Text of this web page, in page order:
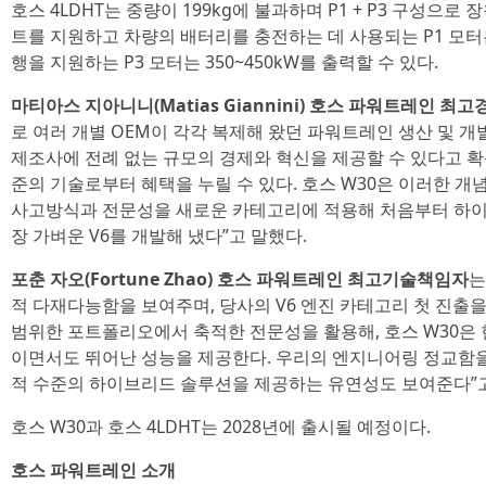
호스 4LDHT는 중량이 199kg에 불과하며 P1 + P3 구성으로
트를 지원하고 차량의 배터리를 충전하는 데 사용되는 P1 모
행을 지원하는 P3 모터는 350~450kW를 출력할 수 있다.
마티아스 지아니니(Matias Giannini) 호스 파워트레인 최고
로 여러 개별 OEM이 각각 복제해 왔던 파워트레인 생산 및
제조사에 전례 없는 규모의 경제와 혁신을 제공할 수 있다고
준의 기술로부터 혜택을 누릴 수 있다. 호스 W30은 이러한 개
사고방식과 전문성을 새로운 카테고리에 적용해 처음부터 하
장 가벼운 V6를 개발해 냈다”고 말했다.
포춘 자오(Fortune Zhao) 호스 파워트레인 최고기술책임자
적 다재다능함을 보여주며, 당사의 V6 엔진 카테고리 첫 진출
범위한 포트폴리오에서 축적한 전문성을 활용해, 호스 W30
이면서도 뛰어난 성능을 제공한다. 우리의 엔지니어링 정교함
적 수준의 하이브리드 솔루션을 제공하는 유연성도 보여준다”
호스 W30과 호스 4LDHT는 2028년에 출시될 예정이다.
호스 파워트레인 소개